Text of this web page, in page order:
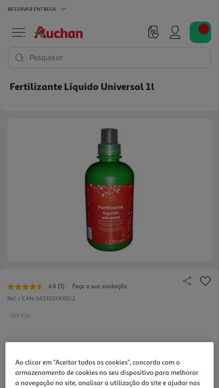
RESERVAR ENTREGA
Pesquisar
Fertilizante Líquido Universal 1l
4.6 Leu
5
página.
(5)
Faça a sua avaliação
Ref. / EAN: 8433333900112
3.59 €/Lt
3,59 €
Notas de preparação
Ao clicar em "Aceitar todos os cookies", concorda com o
armazenamento de cookies no seu dispositivo para melhorar
a navegação no site, analisar a utilização do site e ajudar nas